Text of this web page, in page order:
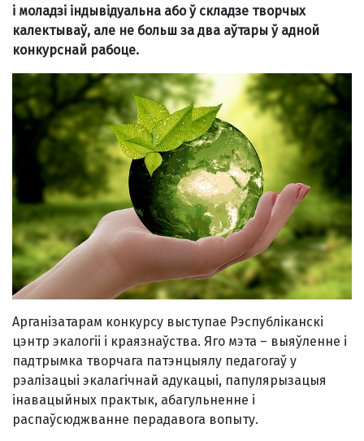
і моладзі індывідуальна або ў складзе творчых
калектываў, але не больш за два аўтары ў адной
конкурснай рабоце.
Арганізатарам конкурсу выступае Рэспубліканскі
цэнтр экалогіі і краязнаўства. Яго мэта – выяўленне і
падтрымка творчага патэнцыялу педагогаў у
рэалізацыі экалагічнай адукацыі, папулярызацыя
інавацыйных практык, абагульненне і
распаўсюджванне перадавога вопыту.